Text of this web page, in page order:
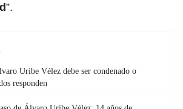
”.
Uribe Vélez debe ser condenado o
responden